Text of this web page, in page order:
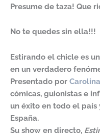
Presume de taza! Que
No te quedes sin ella!!!
Estirando el chicle es
en un verdadero
Presentado por
cómicas, guionistas e
un éxito en todo el país
España.
Su show en directo,